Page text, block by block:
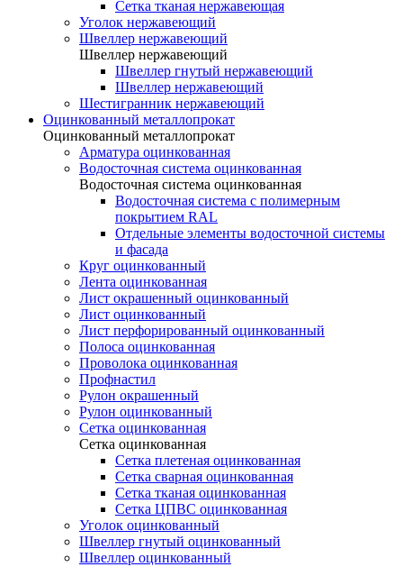
Сетка тканая нержавеющая
Уголок нержавеющий
Швеллер нержавеющий
Швеллер нержавеющий
Швеллер гнутый нержавеющий
Швеллер нержавеющий
Шестигранник нержавеющий
Оцинкованный металлопрокат
Оцинкованный металлопрокат
Арматура оцинкованная
Водосточная система оцинкованная
Водосточная система оцинкованная
Водосточная система с полимерным
покрытием RAL
Отдельные элементы водосточной системы
и фасада
Круг оцинкованный
Лента оцинкованная
Лист окрашенный оцинкованный
Лист оцинкованный
Лист перфорированный оцинкованный
Полоса оцинкованная
Проволока оцинкованная
Профнастил
Рулон окрашенный
Рулон оцинкованный
Сетка оцинкованная
Сетка оцинкованная
Сетка плетеная оцинкованная
Сетка сварная оцинкованная
Сетка тканая оцинкованная
Сетка ЦПВС оцинкованная
Уголок оцинкованный
Швеллер гнутый оцинкованный
Швеллер оцинкованный